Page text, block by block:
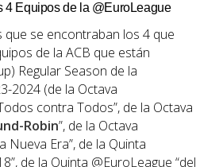
4 Equipos de la @EuroLeague
que se encontraban los 4 que
de la ACB que están
Regular Season de la
2024 (de la Octava
contra Todos”, de la Octava
Robin”, de la Octava
Nueva Era”, de la Quinta
de la Quinta @EuroLeague “del